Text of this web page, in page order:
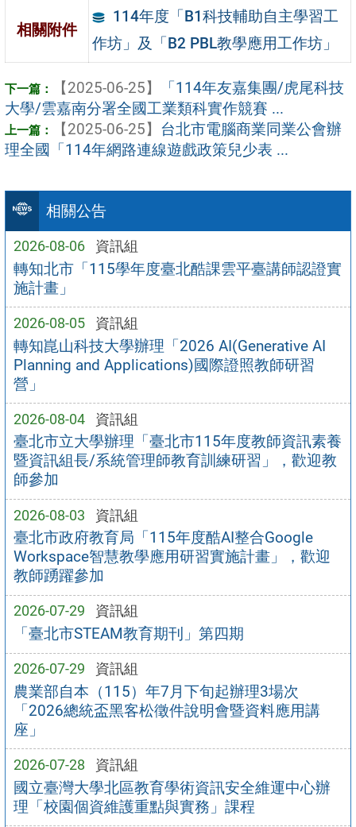
相關公告
2026-08-06 資訊組
轉知北市「115學年度臺北酷課雲平臺講師認證實
施計畫」
2026-08-05 資訊組
轉知崑山科技大學辦理「2026 AI(Generative AI
Planning and Applications)國際證照教師研習
營」
2026-08-04 資訊組
臺北市立大學辦理「臺北市115年度教師資訊素養
暨資訊組長/系統管理師教育訓練研習」，歡迎教
師參加
2026-08-03 資訊組
臺北市政府教育局「115年度酷AI整合Google
Workspace智慧教學應用研習實施計畫」，歡迎
教師踴躍參加
2026-07-29 資訊組
「臺北市STEAM教育期刊」第四期
2026-07-29 資訊組
農業部自本（115）年7月下旬起辦理3場次
「2026總統盃黑客松徵件說明會暨資料應用講
座」
2026-07-28 資訊組
國立臺灣大學北區教育學術資訊安全維運中心辦
理「校園個資維護重點與實務」課程
相關附件
114年度「B1科技輔助自主學習工
作坊」及「B2 PBL教學應用工作坊」
【2025-06-25】
「114年友嘉集團/虎尾科技
大學/雲嘉南分署全國工業類科實作競賽 ...
【2025-06-25】 台北市電腦商業同業公會辦
理全國「114年網路連線遊戲政策兒少表 ...